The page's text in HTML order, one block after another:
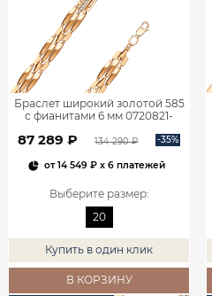
Браслет широкий золотой 585
с фианитами 6 мм 0720821-
87 289 ₽ 134 290 ₽ -35%
от14 549 ₽x 6 платежей
Выберите размер:
20
Купить в один клик
В КОРЗИНУ